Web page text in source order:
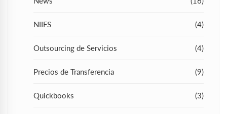
NIIFS (4)
Outsourcing de Servicios (4)
Precios de Transferencia (9)
Quickbooks (3)